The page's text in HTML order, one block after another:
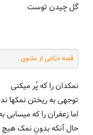
گل چیدن توست
قصه دبّاغی از مثنوی
نمکدان را که پُر میکنی
توجهی به ریختن نمکها
اما زعفران را که
حال آنکه بدونِ نمک